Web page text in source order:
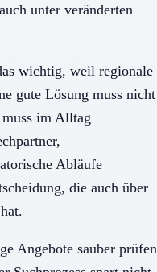
unter veränderten
wichtig, weil regionale
gute Lösung muss nicht
im Alltag
Abläufe
die auch über
Angebote sauber prüfen